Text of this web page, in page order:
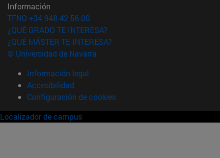
Información
TFNO +34 948 42 56 00
¿QUÉ GRADO TE INTERESA?
¿QUÉ MÁSTER TE INTERESA?
© Universidad de Navarra
Información legal
Accesibilidad
Configuración de cookies
Localizador de campus